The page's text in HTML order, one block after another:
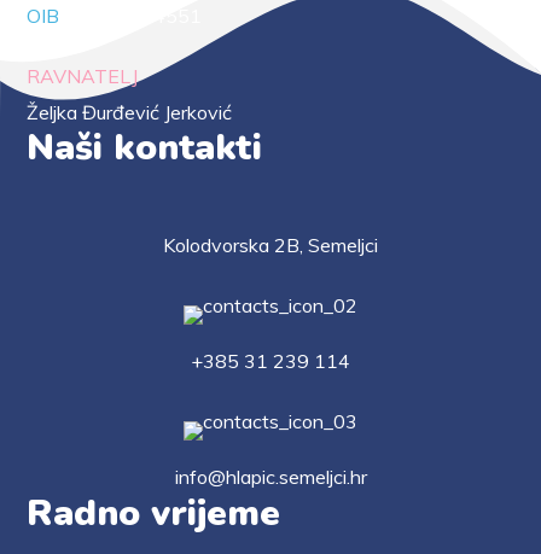
OIB
RAVNATELJ
Željka Đurđević Jerković
Naši kontakti
Kolodvorska 2B, Semeljci
+385 31 239 114
info@hlapic.semeljci.hr
Radno vrijeme